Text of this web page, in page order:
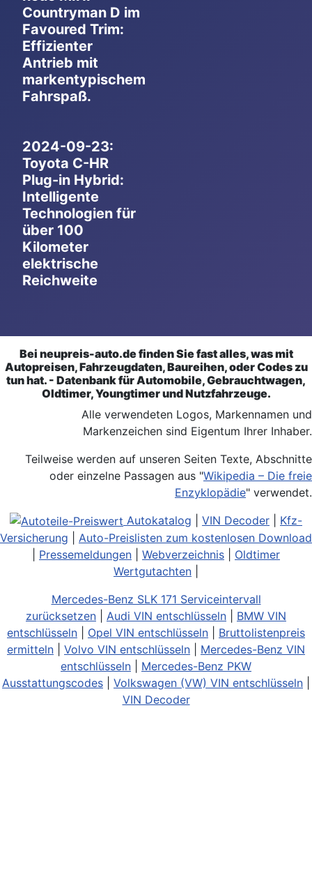
Countryman D im
Favoured Trim:
Effizienter
Antrieb mit
markentypischem
Fahrspaß.
2024-09-23:
Toyota C-HR
Plug-in Hybrid:
Intelligente
Technologien für
über 100
Kilometer
elektrische
Reichweite
Bei neupreis-auto.de finden Sie fast alles, was mit
Autopreisen, Fahrzeugdaten, Baureihen, oder Codes zu
tun hat. - Datenbank für Automobile, Gebrauchtwagen,
Oldtimer, Youngtimer und Nutzfahrzeuge.
Alle verwendeten Logos, Markennamen und
Markenzeichen sind Eigentum Ihrer Inhaber.
Teilweise werden auf unseren Seiten Texte, Abschnitte
oder einzelne Passagen aus "Wikipedia – Die freie
Enzyklopädie" verwendet.
Autokatalog
VIN Decoder
Kfz-
Versicherung
Auto-Preislisten zum kostenlosen Download
Pressemeldungen Webverzeichnis
Oldtimer
Wertgutachten
Mercedes-Benz SLK 171 Serviceintervall
zurücksetzen
Audi VIN entschlüsseln
BMW VIN
entschlüsseln
Opel VIN entschlüsseln
Bruttolistenpreis
ermitteln
Volvo VIN entschlüsseln
Mercedes-Benz VIN
entschlüsseln
Mercedes-Benz PKW
Ausstattungscodes
Volkswagen (VW) VIN entschlüsseln
VIN Decoder